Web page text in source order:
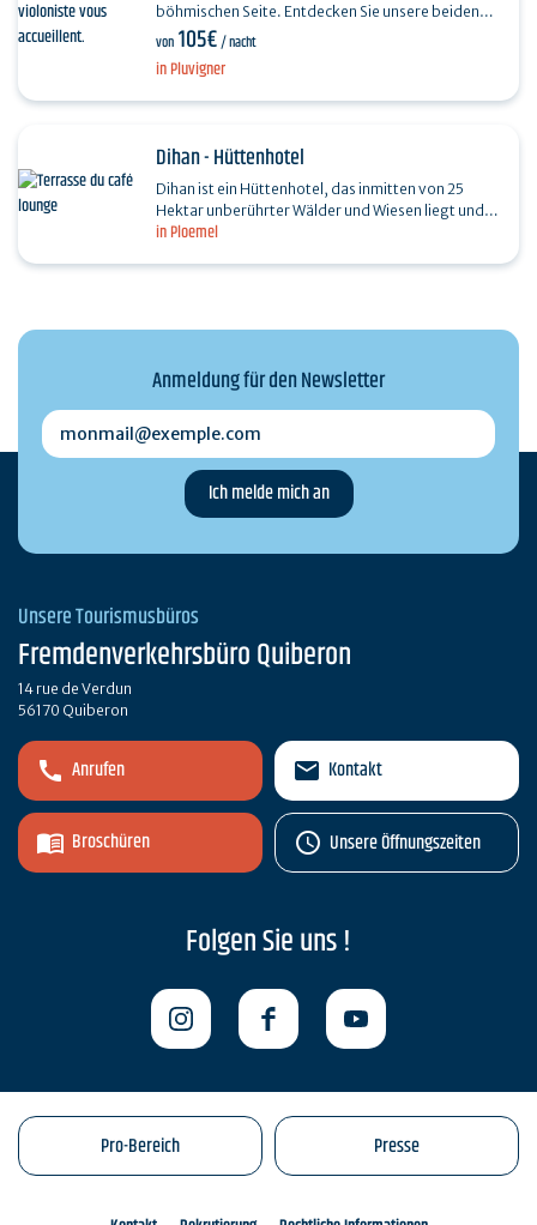
in Pluvigner
böhmischen Seite. Entdecken Sie unsere beiden
Zigeunerwagen mit ihrem gemütlichen und
romantischen Charme,…
von 105€/ nacht
in Ploemel
Dihan - Hüttenhotel
Dihan ist ein Hüttenhotel, das inmitten von 25
Hektar unberührter Wälder und Wiesen liegt und
Ihnen ein einzigartiges Erlebnis für
Anmeldung für den Newsletter
monmail@exemple.com
Unsere Tourismusbüros
Fremdenverkehrsbüro Quiberon
14 rue de Verdun
56170 Quiberon
Anrufen
Broschüren
Kontakt
Unsere Öffnungszeiten
Folgen Sie uns !
Pro-Bereich Presse